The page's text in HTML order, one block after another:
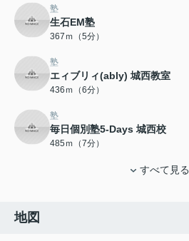
塾
生石EM塾
367ｍ（5分）
塾
エィブリィ(ably) 城西教室
436ｍ（6分）
塾
毎日個別塾5-Days 城西校
485ｍ（7分）
すべて見る
地図